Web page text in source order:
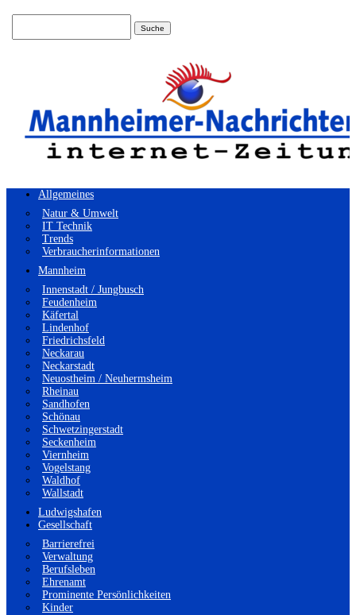
Allgemeines
Natur & Umwelt
IT Technik
Trends
Verbraucherinformationen
Mannheim
Innenstadt / Jungbusch
Feudenheim
Käfertal
Lindenhof
Friedrichsfeld
Neckarau
Neckarstadt
Neuostheim / Neuhermsheim
Rheinau
Sandhofen
Schönau
Schwetzingerstadt
Seckenheim
Viernheim
Vogelstang
Waldhof
Wallstadt
Ludwigshafen
Gesellschaft
Barrierefrei
Verwaltung
Berufsleben
Ehrenamt
Prominente Persönlichkeiten
Kinder